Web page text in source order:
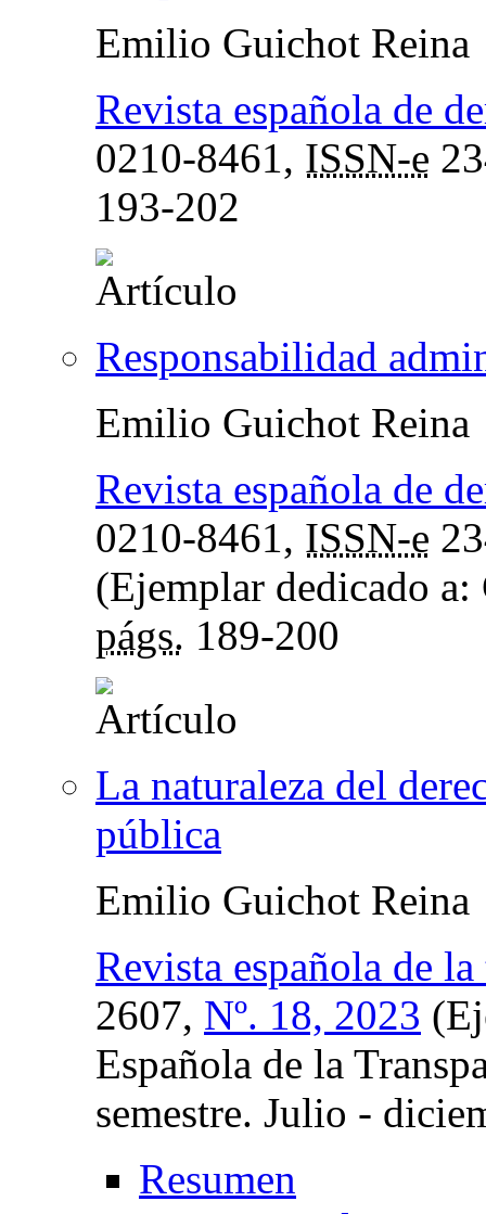
Emilio Guichot Reina
Revista española de
0210-8461, ISSN-e
193-202
Responsabilidad
Emilio Guichot Reina
Revista española de
0210-8461, ISSN-e
(Ejemplar dedicado
págs. 189-200
La naturaleza del
pública
Emilio Guichot Reina
Revista española de
2607, Nº. 18, 2023
Española de la
semestre. Julio -
Resumen